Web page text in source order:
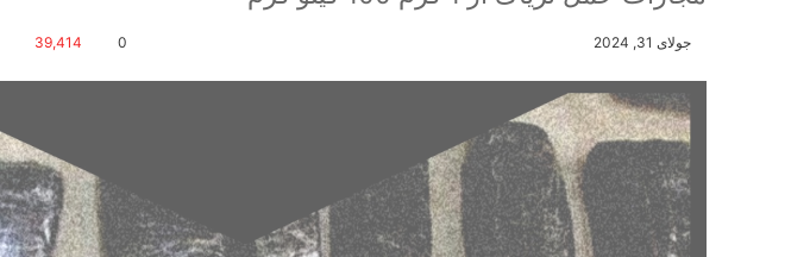
جولای 31, 2024 0
39,414